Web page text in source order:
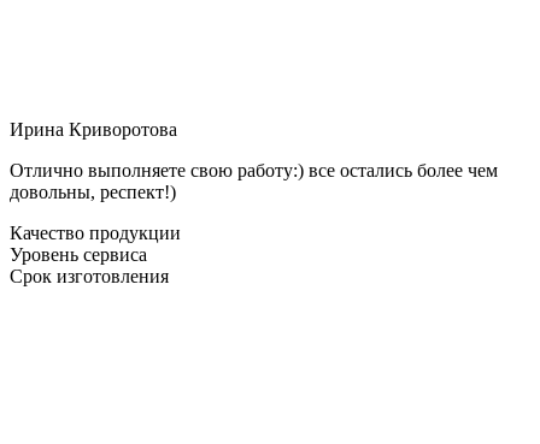
Ирина Криворотова
Отлично выполняете свою работу:) все остались более чем
довольны, респект!)
Качество продукции
Уровень сервиса
Срок изготовления